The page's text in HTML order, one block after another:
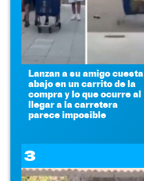
Lanzan a su amigo cuesta
abajo en un carrito de la
compra y lo que ocurre al
llegar a la carretera
parece imposible
3